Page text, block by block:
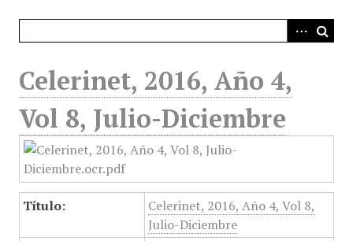
Celerinet, 2016, Año 4,
Vol 8, Julio-Diciembre
Título:
Celerinet, 2016, Año 4, Vol 8,
Julio-Diciembre